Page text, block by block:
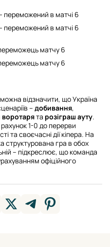
переможений в матчі 6
переможений в матчі 6
матчу 6
матчу 6
відзначити, що Україна
– добивання,
воротарята розіграш ауту.
1-0 до перерви
та своєчасні дії кіпера. На
структурована гра в обох
– підкреслює, що команда
офіційного